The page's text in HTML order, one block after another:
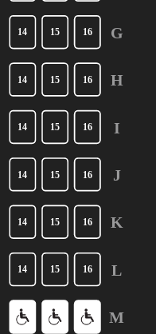
G
H
I
J
K
L
M
14 15 16
14 15 16
14 15 16
14 15 16
14 15 16
14 15 16